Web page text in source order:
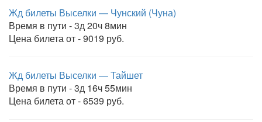
Жд билеты Выселки — Чунский (Чуна)
Время в пути - 3д 20ч 8мин
Цена билета от - 9019 руб.
Жд билеты Выселки — Тайшет
Время в пути - 3д 16ч 55мин
Цена билета от - 6539 руб.